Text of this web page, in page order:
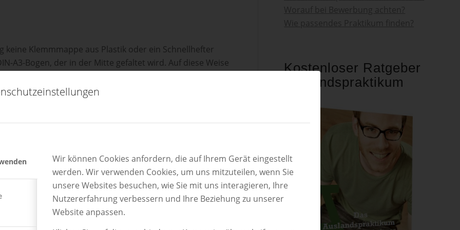
Wir können Cookies anfordern, die auf Ihrem Gerät eingestellt
werden. Wir verwenden Cookies, um uns mitzuteilen, wenn Sie
unsere Websites besuchen, wie Sie mit uns interagieren, Ihre
Nutzererfahrung verbessern und Ihre Beziehung zu unserer
Website anpassen.
keine Klemmmappe aus Plastik oder ein Schnellhefter
A3-Bogen, der in der Mitte gefaltet wird. Auf diese Weise
Deckblatt, wo die eigene Anschrift ihren Platz findet. Die
lose in die gefaltete Mappe gelegt.
am besten euren Ansprechpartner im Unternehmen. So
platzieren)
Kostenloser Ratgeber
Auslandspraktikum